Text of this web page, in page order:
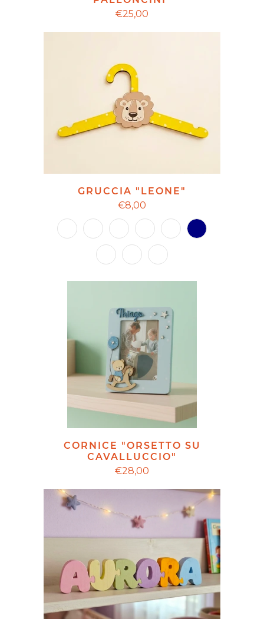
€25,00
GRUCCIA "LEONE"
€8,00
CORNICE "ORSETTO SU
CAVALLUCCIO"
€28,00